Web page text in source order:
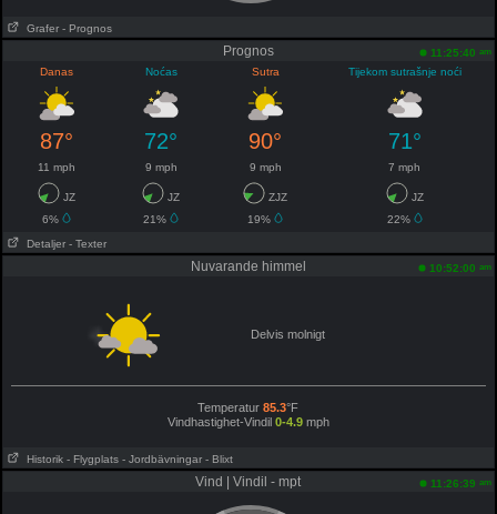
Grafer - Prognos
Prognos 11:25:40 am
Danas Noćas Sutra Tijekom sutrašnje noći
87° 72° 90° 71°
11 mph 9 mph 9 mph 7 mph
JZ JZ ZJZ
JZ
6%
21% 19%
22%
Detaljer - Texter
Nuvarande himmel 10:52:00 am
Delvis molnigt
Temperatur85.3°F
Vindhastighet-Vindil 0-4.9mph
Historik - Flygplats - Jordbävningar - Blixt
Vind | Vindil - mpt 11:26:39 am